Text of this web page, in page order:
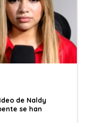
de Naldy
se han